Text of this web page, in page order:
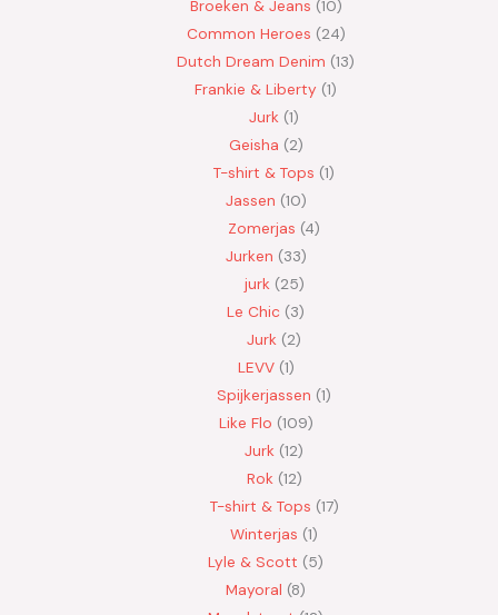
Broeken & Jeans 10
Common Heroes 24
Dutch Dream Denim 13
Frankie & Liberty 1
Jurk 1
Geisha 2
T-shirt & Tops 1
Jassen 10
Zomerjas 4
Jurken 33
jurk 25
Le Chic 3
Jurk 2
LEVV 1
Spijkerjassen 1
Like Flo 109
Jurk 12
Rok 12
T-shirt & Tops 17
Winterjas 1
Lyle & Scott 5
Mayoral 8